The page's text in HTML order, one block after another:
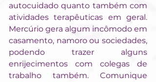
autocuidado quanto também com
atividades terapêuticas em geral.
Mercúrio gera algum incômodo em
casamento, namoro ou sociedades,
podendo trazer alguns
enrijecimentos com colegas de
trabalho também. Comunique